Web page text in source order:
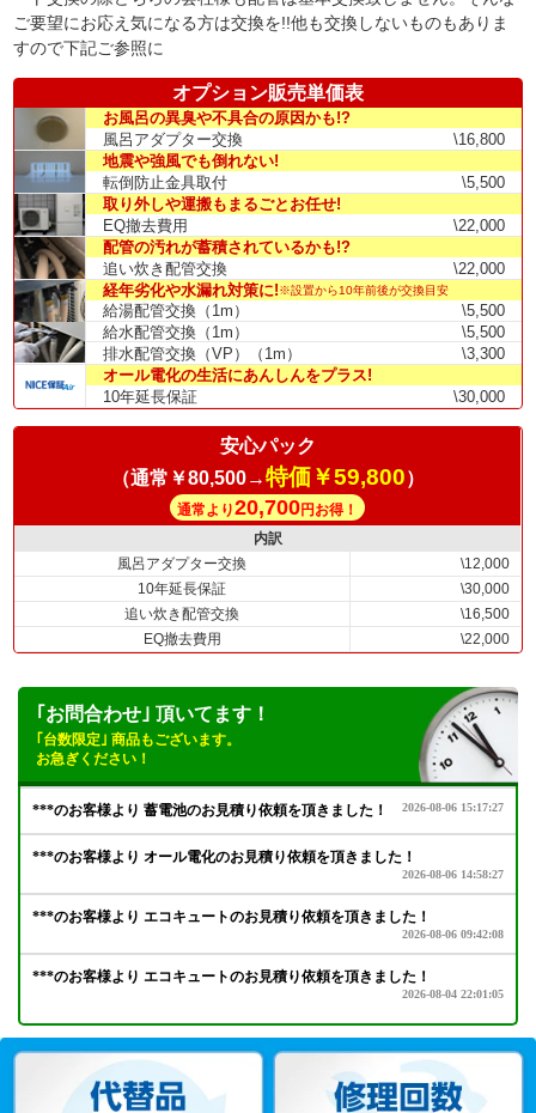
ご要望にお応え気になる方は交換を!!他も交換しないものもありま
すので下記ご参照に
オプション販売単価表
お風呂の異臭や不具合の原因かも!?
風呂アダプター交換
\16,800
地震や強風でも倒れない!
転倒防止金具取付
\5,500
取り外しや運搬もまるごとお任せ!
EQ撤去費用
\22,000
配管の汚れが蓄積されているかも!?
追い炊き配管交換
\22,000
経年劣化や水漏れ対策に!※設置から10年前後が交換目安
給湯配管交換（1m）
\5,500
給水配管交換（1m）
\5,500
排水配管交換（VP）（1m）
\3,300
オール電化の生活にあんしんをプラス!
10年延長保証
\30,000
安心パック
（通常￥80,500→特価￥59,800）
通常より20,700円お得！
内訳
風呂アダプター交換
\12,000
10年延長保証
\30,000
追い炊き配管交換
\16,500
EQ撤去費用
\22,000
｢お問合わせ｣ 頂いてます！
｢台数限定｣ 商品もございます。
お急ぎください！